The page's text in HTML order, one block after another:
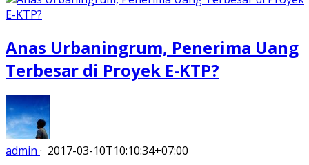
Anas Urbaningrum, Penerima Uang
Terbesar di Proyek E-KTP?
admin · 2017-03-10T10:10:34+07:00